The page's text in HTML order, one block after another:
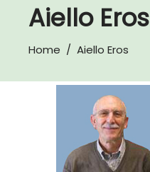
Aiello Eros
Home / Aiello Eros